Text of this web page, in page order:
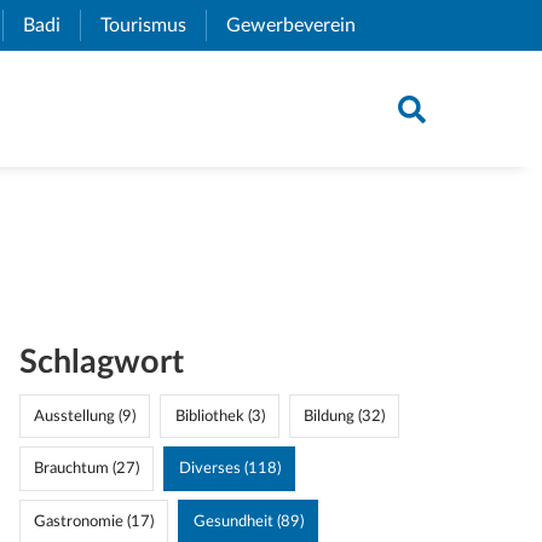
Link)
Badi (External Link)
Tourismus (External Link)
Gewerbeverein
Schlagwort
Ausstellung (9) Bibliothek (3) Bildung (32)
Brauchtum (27) Diverses (118)
Gastronomie (17) Gesundheit (89)